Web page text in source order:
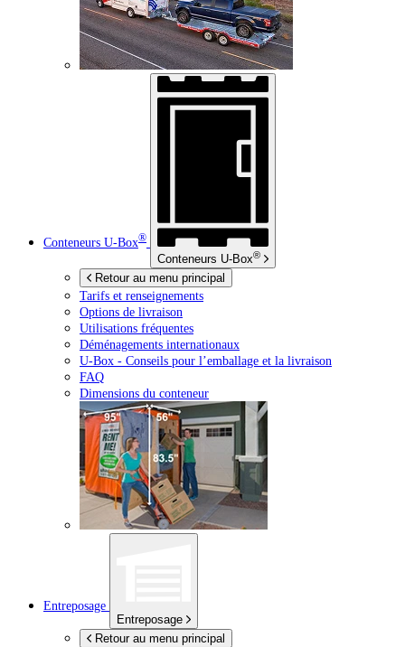
Conteneurs U-Box®
Conteneurs U-Box®
Retour au menu principal
Tarifs et renseignements
Options de livraison
Utilisations fréquentes
Déménagements internationaux
U-Box - Conseils pour l’emballage et la livraison
FAQ
Dimensions du conteneur
Entreposage
Entreposage
Retour au menu principal